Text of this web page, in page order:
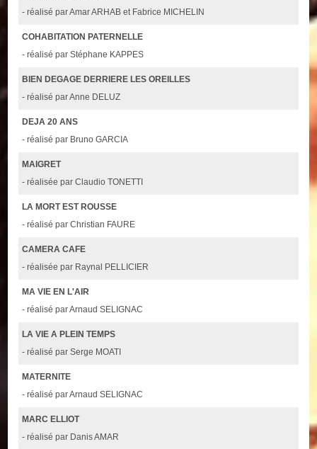
- réalisé par Amar ARHAB et Fabrice MICHELIN
COHABITATION PATERNELLE
- réalisé par Stéphane KAPPES
BIEN DEGAGE DERRIERE LES OREILLES
- réalisé par Anne DELUZ
DEJA 20 ANS
- réalisé par Bruno GARCIA
MAIGRET
- réalisée par Claudio TONETTI
LA MORT EST ROUSSE
- réalisé par Christian FAURE
CAMERA CAFE
- réalisée par Raynal PELLICIER
MA VIE EN L'AIR
- réalisé par Arnaud SELIGNAC
LA VIE A PLEIN TEMPS
- réalisé par Serge MOATI
MATERNITE
- réalisé par Arnaud SELIGNAC
MARC ELLIOT
- réalisé par Danis AMAR